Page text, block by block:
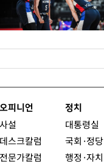
피니언
설
스크칼럼
문가칼럼
정치
대통령실
국회·정당
행정·자치